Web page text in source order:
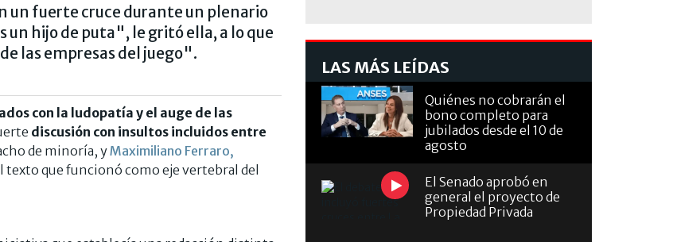
un fuerte cruce durante un plenario
un hijo de puta", le gritó ella, a lo que
las empresas del juego".
con la ludopatía y el auge de las
discusión con insultos incluidos entre
de minoría, yMaximiliano Ferraro,
texto que funcionó como eje vertebral del
LAS MÁS LEÍDAS
Quiénes no cobrarán el
bono completo para
jubilados desde el 10 de
agosto
El Senado aprobó en
general el proyecto de
Propiedad Privada